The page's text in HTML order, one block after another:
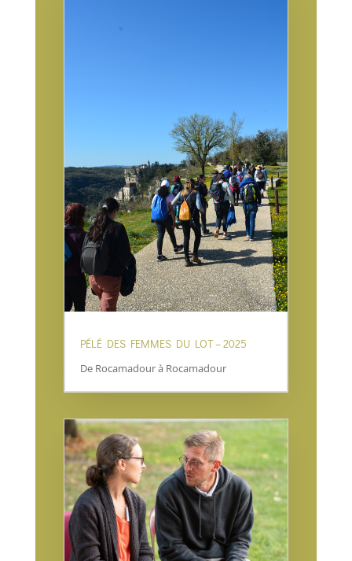
PÉLÉ DES FEMMES DU LOT – 2025
De Rocamadour à Rocamadour